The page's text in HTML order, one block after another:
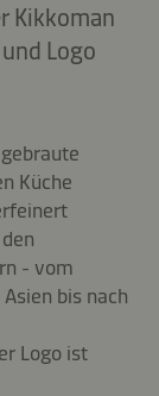
Kikkoman
Logo
Küche
- vom
bis nach
Logo ist